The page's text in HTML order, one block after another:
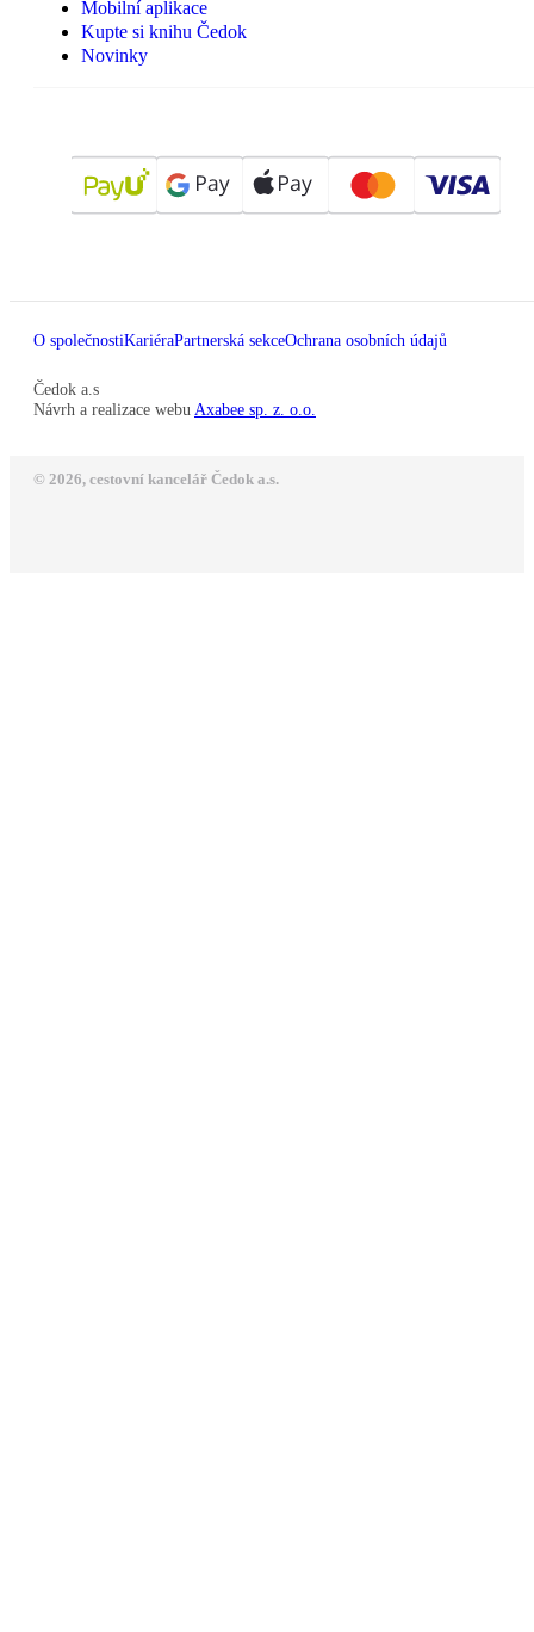
Mobilní aplikace
Kupte si knihu Čedok
Novinky
O společnostiKariéraPartnerská sekceOchrana osobních údajů
Čedok a.s
Návrh a realizace webu Axabee sp. z. o.o.
© 2026, cestovní kancelář Čedok a.s.